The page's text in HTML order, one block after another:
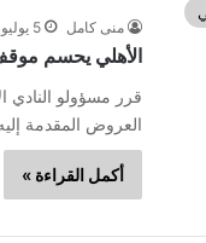
منى كامل 5 يوليو، 2022
الأهلي يحسم
قرر مسؤولو
العروض المقدمة
أكمل القراءة »